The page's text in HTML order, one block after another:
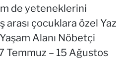
de yeteneklerini
çocuklara özel Yaz
Alanı Nöbetçi
Temmuz – 15 Ağustos